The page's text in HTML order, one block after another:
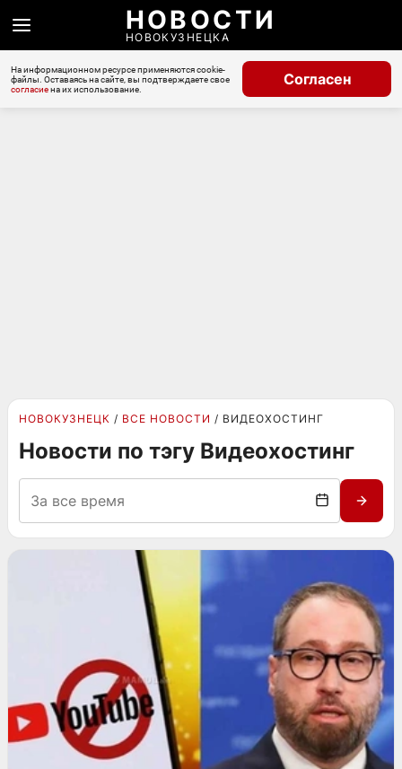
НОВОСТИ
НОВОКУЗНЕЦКА
На информационном ресурсе применяются cookie-
файлы. Оставаясь на сайте, вы подтверждаете свое
согласиена их использование.
Согласен
НОВОКУЗНЕЦК ВСЕ НОВОСТИ ВИДЕОХОСТИНГ
Новости по тэгу Видеохостинг